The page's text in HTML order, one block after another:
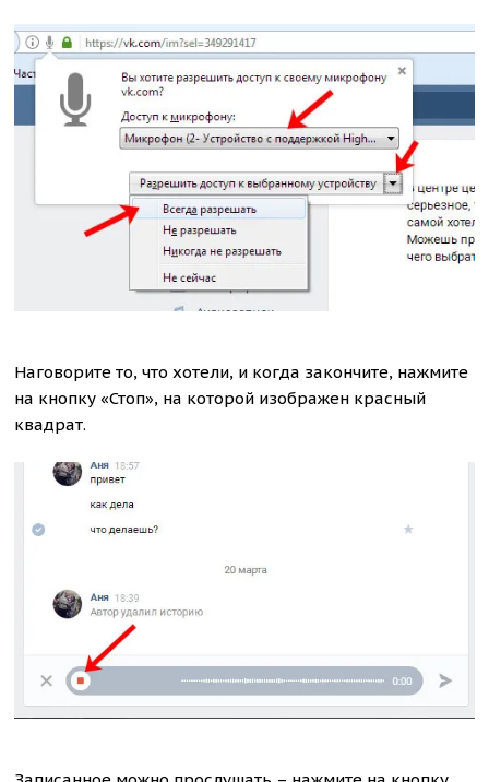
Наговорите то, что хотели, и когда закончите, нажмите
на кнопку «Стоп», на которой изображен красный
квадрат.